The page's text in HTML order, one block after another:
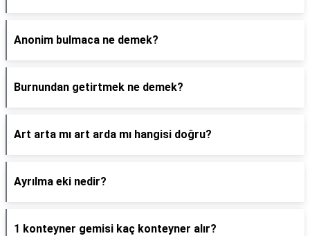
Anonim bulmaca ne demek?
Burnundan getirtmek ne demek?
Art arta mı art arda mı hangisi doğru?
Ayrılma eki nedir?
1 konteyner gemisi kaç konteyner alır?